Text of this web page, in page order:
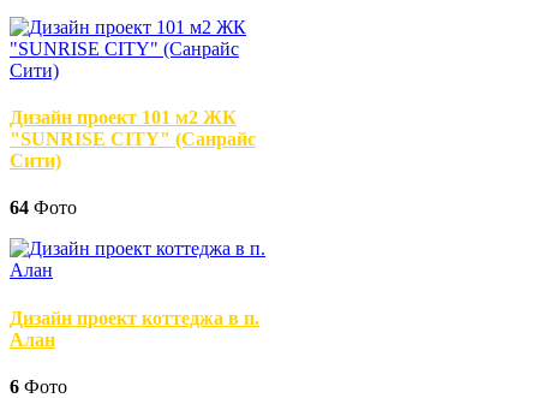
Дизайн проект 101 м2 ЖК
"SUNRISE CITY" (Санрайс
Сити)
64 Фото
Дизайн проект коттеджа в п.
Алан
6 Фото